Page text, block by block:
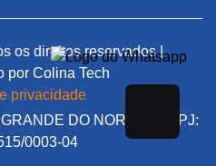
os direitos reservados |
por Colina Tech
privacidade
DO NORTE | CNPJ:
0003-04